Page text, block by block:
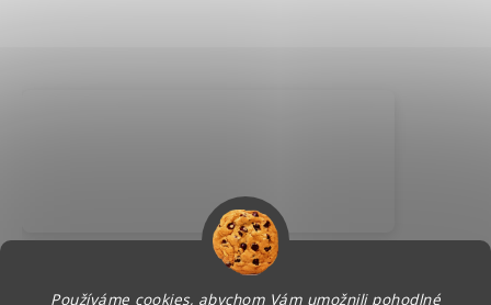
Používáme cookies, abychom Vám umožnili pohodlné